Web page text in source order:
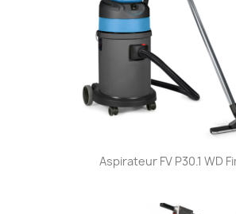
Aspirateur FV P30.1 WD